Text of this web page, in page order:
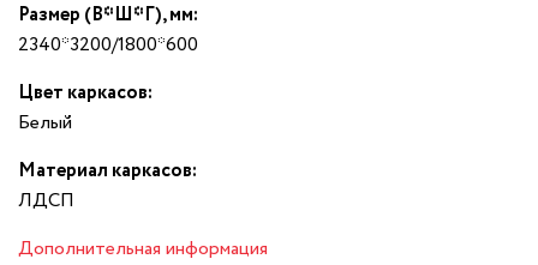
Размер (В*Ш*Г), мм:
2340*3200/1800*600
Цвет каркасов:
Белый
Материал каркасов:
ЛДСП
Дополнительная информация